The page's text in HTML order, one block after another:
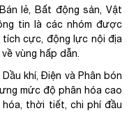
lẻ, Bất động sản, Vật
tin là các nhóm được
cực, động lực nội địa
vùng hấp dẫn.
Dầu khí, Điện và Phân bón
mức độ phân hóa cao
thời tiết, chi phí đầu